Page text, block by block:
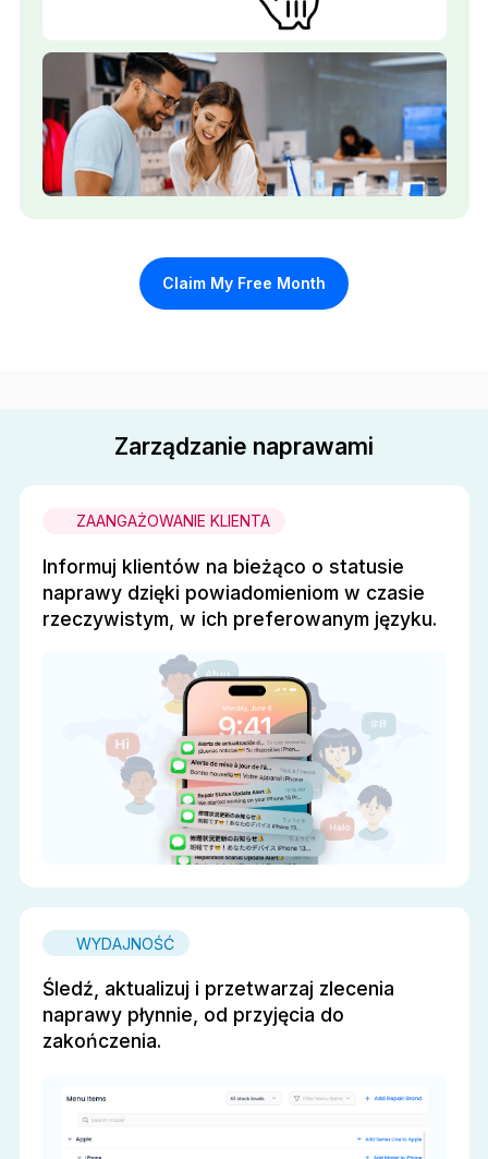
Claim My Free Month
Zarządzanie naprawami
ZAANGAŻOWANIE KLIENTA
Informuj klientów na bieżąco o statusie
naprawy dzięki powiadomieniom w czasie
rzeczywistym, w ich preferowanym języku.
WYDAJNOŚĆ
Śledź, aktualizuj i przetwarzaj zlecenia
naprawy płynnie, od przyjęcia do
zakończenia.